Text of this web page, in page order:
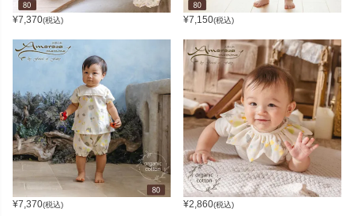
¥7,370(税込) ¥7,150(税込)
¥7,370(税込) ¥2,860(税込)